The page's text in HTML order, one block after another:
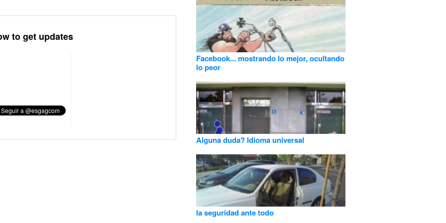
to get updates
Facebook... mostrando lo mejor, ocultando
lo peor
Alguna duda? Idioma universal
la seguridad ante todo